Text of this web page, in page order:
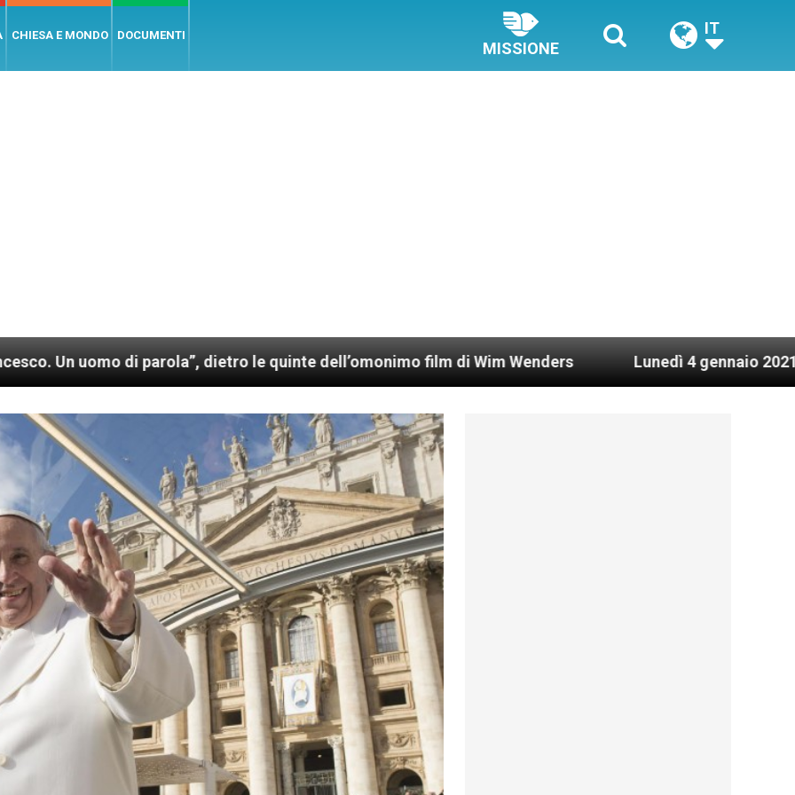
CHIESA E MONDO DOCUMENTI
MISSIONE
IT
di parola”, dietro le quinte dell’omonimo film di Wim Wenders Lunedì 4 gennaio 2021: Possesso